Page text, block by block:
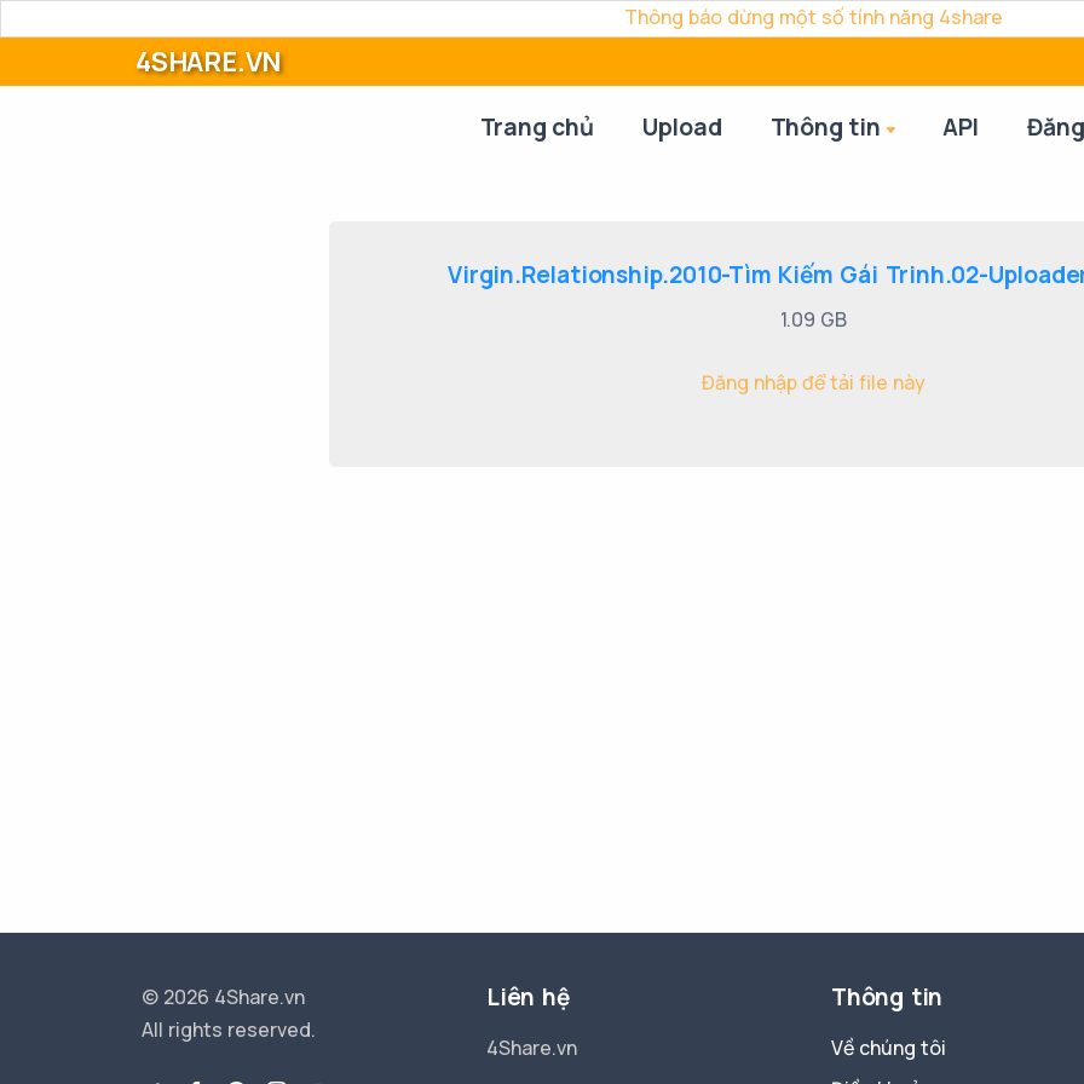
Thông báo dừng một số tính năng 4share
4SHARE.VN
Trang chủ Upload Thông tin API
Virgin.Relationship.2010-Tìm Kiếm Gái Trinh.02-
1.09 GB
Đăng nhập để tải file này
© 2026 4Share.vn
All rights reserved.
Liên hệ
4Share.vn
Thông tin
Về chúng tôi